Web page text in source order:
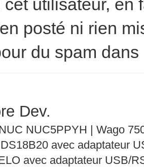
utilisateur, en
posté ni rien
du spam dans
Dev.
NUC5PPYH | Wago
avec adaptateur
avec adaptateur USB/